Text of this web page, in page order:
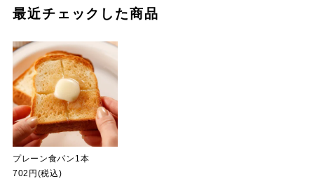
最近チェックした商品
プレーン食パン1本
702円(税込)